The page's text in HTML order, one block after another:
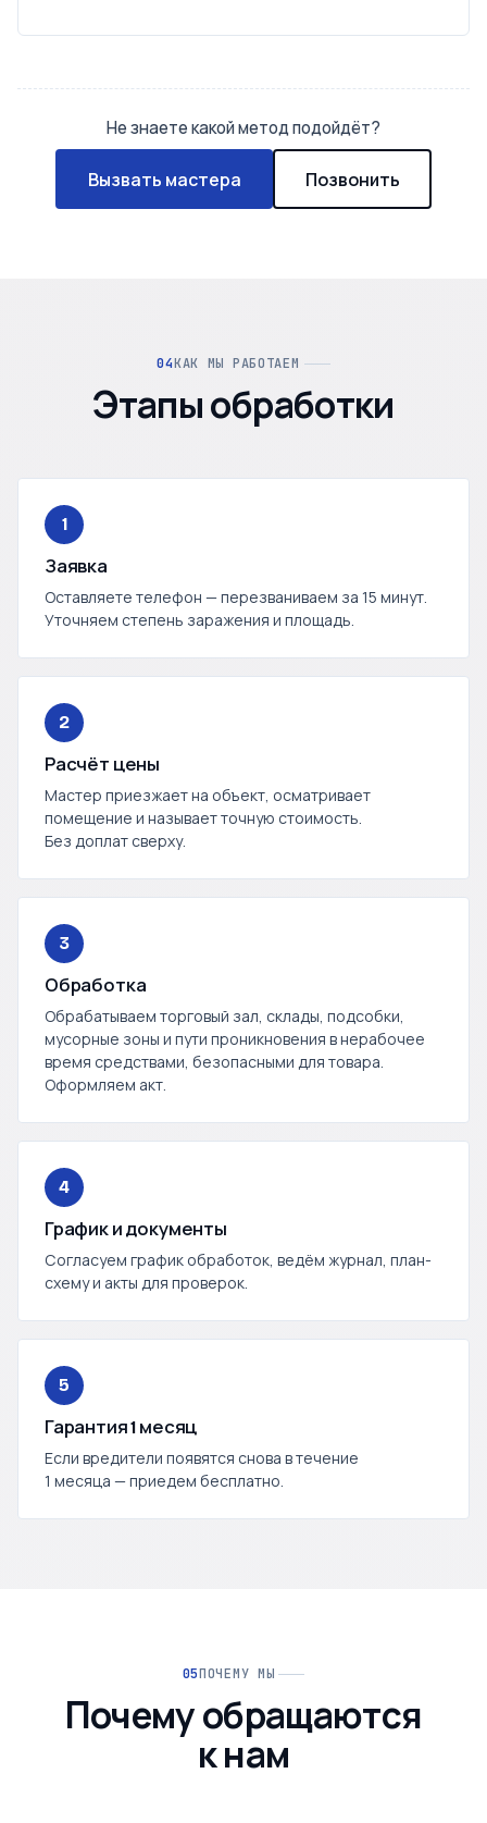
Не знаете какой метод подойдёт?
Вызвать мастера Позвонить
КАК МЫ РАБОТАЕМ
Этапы обработки
1
Заявка
Оставляете телефон — перезваниваем за 15 минут.
Уточняем степень заражения и площадь.
2
Расчёт цены
Мастер приезжает на объект, осматривает
помещение и называет точную стоимость.
Без доплат сверху.
3
Обработка
Обрабатываем торговый зал, склады, подсобки,
мусорные зоны и пути проникновения в нерабочее
время средствами, безопасными для товара.
Оформляем акт.
4
График и документы
Согласуем график обработок, ведём журнал, план-
схему и акты для проверок.
5
Гарантия 1 месяц
Если вредители появятся снова в течение
1 месяца — приедем бесплатно.
ПОЧЕМУ МЫ
Почему обращаются
к нам